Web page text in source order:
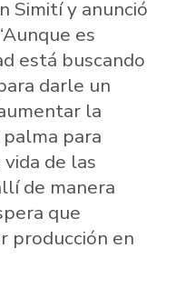
Simití y anunció
es
está buscando
darle un
la
para
de las
de manera
que
producción en